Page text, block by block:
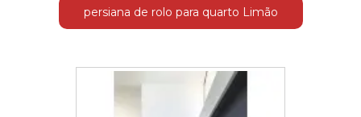
persiana de rolo para quarto Limão